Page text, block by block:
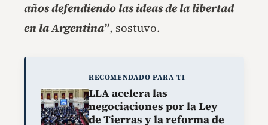
años defendiendo las ideas de la libertad
en la Argentina”, sostuvo.
RECOMENDADO PARA TI
LLA acelera las
negociaciones por la Ley
de Tierras y la reforma de